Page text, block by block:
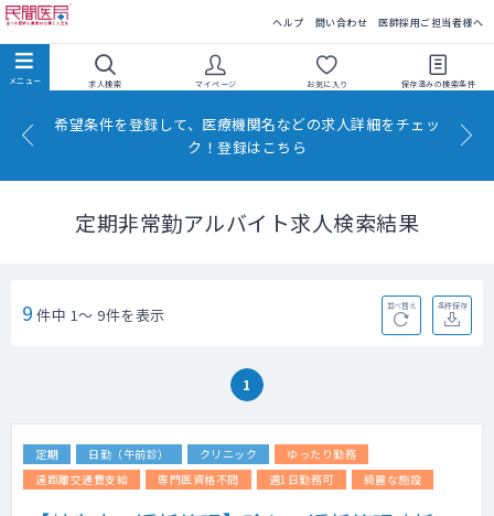
ヘルプ 問い合わせ 医師採用ご担当者様へ
求人検索 マイページ お気に入り 保存済みの検索条件
希望条件を登録して、医療機関名などの求人詳細をチェッ
ク！登録はこちら
定期非常勤アルバイト求人検索結果
9 件中 1～ 9件を表示 並べ替え 条件保存
1
定期 日勤（午前診） クリニック
ゆったり勤務
遠距離交通費支給
専門医資格不問 週1日勤務可 綺麗な施設